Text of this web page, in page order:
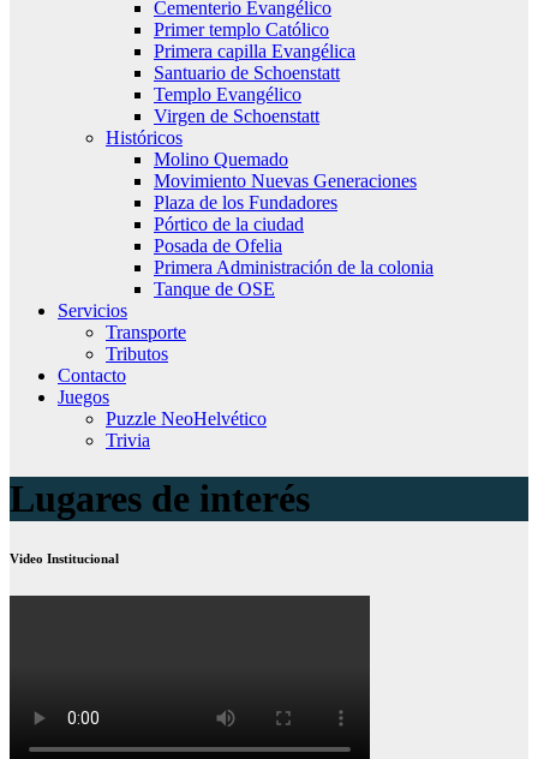
Cementerio Evangélico
Primer templo Católico
Primera capilla Evangélica
Santuario de Schoenstatt
Templo Evangélico
Virgen de Schoenstatt
Históricos
Molino Quemado
Movimiento Nuevas Generaciones
Plaza de los Fundadores
Pórtico de la ciudad
Posada de Ofelia
Primera Administración de la colonia
Tanque de OSE
Servicios
Transporte
Tributos
Contacto
Juegos
Puzzle NeoHelvético
Trivia
Lugares de interés
Video Institucional